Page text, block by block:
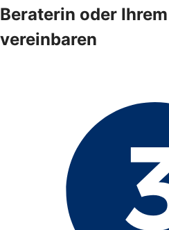
Beraterin oder
vereinbaren